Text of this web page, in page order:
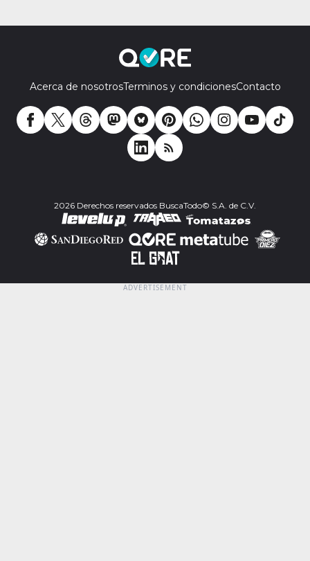
Acerca de nosotrosTerminos y condicionesContacto
2026 Derechos reservados BuscaTodo© S.A. de C.V.